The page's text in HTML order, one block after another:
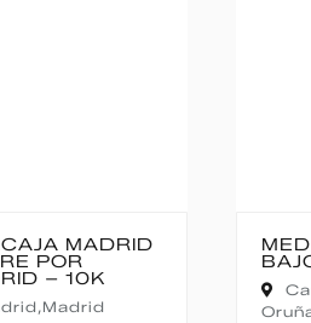
MEDIO MARATÓN
BAJO PAS
Cantabria,
Oruña de Piélagos